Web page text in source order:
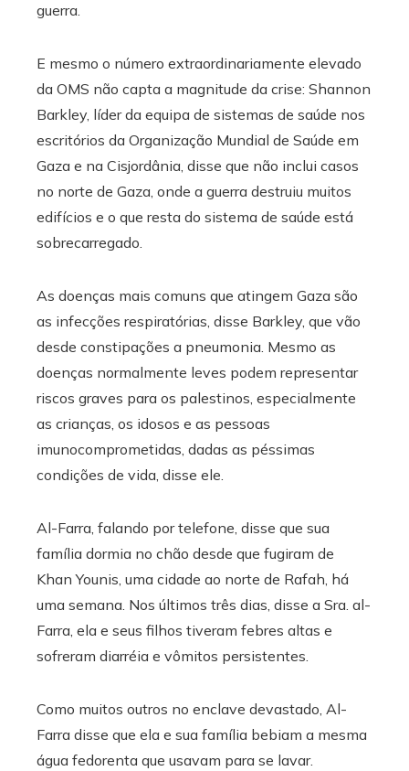
guerra.
E mesmo o número extraordinariamente elevado
da OMS não capta a magnitude da crise: Shannon
Barkley, líder da equipa de sistemas de saúde nos
escritórios da Organização Mundial de Saúde em
Gaza e na Cisjordânia, disse que não inclui casos
no norte de Gaza, onde a guerra destruiu muitos
edifícios e o que resta do sistema de saúde está
sobrecarregado.
As doenças mais comuns que atingem Gaza são
as infecções respiratórias, disse Barkley, que vão
desde constipações a pneumonia. Mesmo as
doenças normalmente leves podem representar
riscos graves para os palestinos, especialmente
as crianças, os idosos e as pessoas
imunocomprometidas, dadas as péssimas
condições de vida, disse ele.
Al-Farra, falando por telefone, disse que sua
família dormia no chão desde que fugiram de
Khan Younis, uma cidade ao norte de Rafah, há
uma semana. Nos últimos três dias, disse a Sra. al-
Farra, ela e seus filhos tiveram febres altas e
sofreram diarréia e vômitos persistentes.
Como muitos outros no enclave devastado, Al-
Farra disse que ela e sua família bebiam a mesma
água fedorenta que usavam para se lavar.